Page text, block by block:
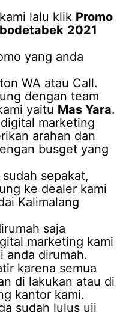
kami lalu klik Promo
2021
yang anda
WA atau Call.
dengan team
yaitu Mas Yara.
marketing
arahan dan
busget yang
sepakat,
ke dealer kami
Kalimalang
saja
marketing kami
anda dirumah.
karena semua
di lakukan atau di
kantor kami.
sudah lulus uji